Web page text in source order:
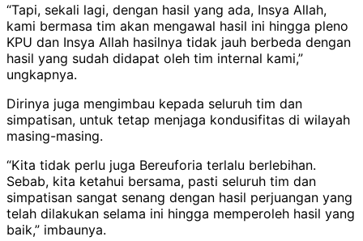
“Tapi, sekali lagi, dengan hasil yang ada, Insya Allah,
kami bermasa tim akan mengawal hasil ini hingga pleno
KPU dan Insya Allah hasilnya tidak jauh berbeda dengan
hasil yang sudah didapat oleh tim internal kami,”
ungkapnya.
Dirinya juga mengimbau kepada seluruh tim dan
simpatisan, untuk tetap menjaga kondusifitas di wilayah
masing-masing.
“Kita tidak perlu juga Bereuforia terlalu berlebihan.
Sebab, kita ketahui bersama, pasti seluruh tim dan
simpatisan sangat senang dengan hasil perjuangan yang
telah dilakukan selama ini hingga memperoleh hasil yang
baik,” imbaunya.